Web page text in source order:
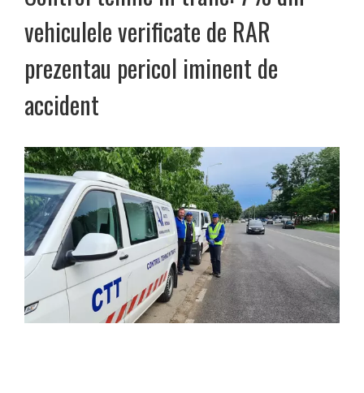
vehiculele verificate de RAR
prezentau pericol iminent de
accident